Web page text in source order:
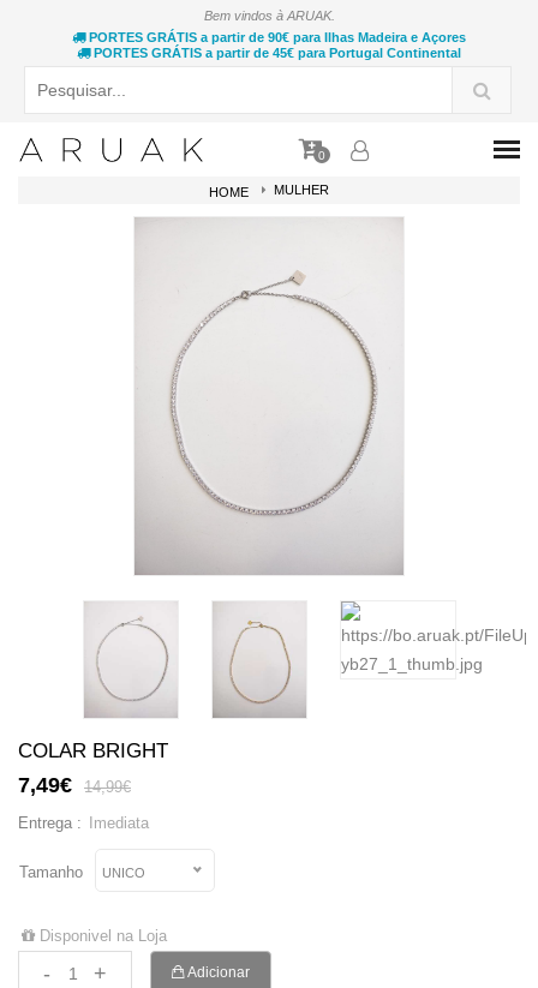
Bem vindos à ARUAK.
PORTES GRÁTIS a partir de 90€ para Ilhas Madeira e Açores
PORTES GRÁTIS a partir de 45€ para Portugal Continental
0
HOME MULHER
COLAR BRIGHT
7,49€
14,99€
Entrega :
Imediata
Tamanho UNICO
Disponivel na Loja
- + Adicionar